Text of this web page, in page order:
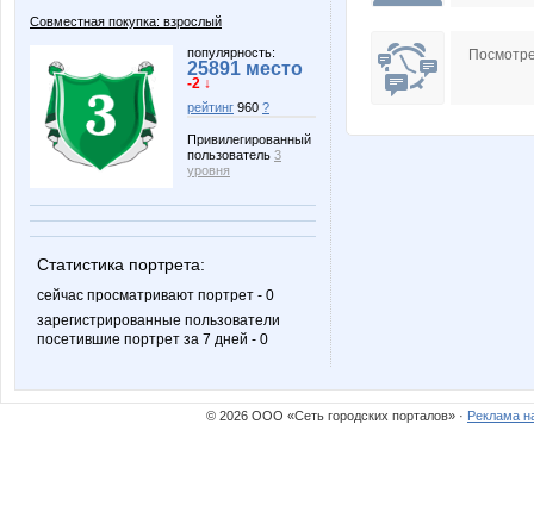
Совместная покупка: взрослый
популярность:
25891 место
-2 ↓
рейтинг 960 ?
Привилегированный
пользователь 3
уровня
Статистика портрета:
сейчас просматривают портрет - 0
зарегистрированные пользователи
посетившие портрет за 7 дней - 0
blandina
© 2026 ООО «Сеть городских порталов» · Реклама